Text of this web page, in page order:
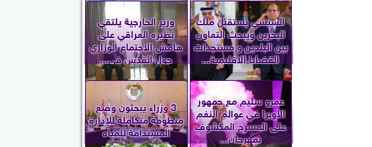
السيسي يستقبل ملك
البحرين ويبحث التعاون
بين البلدين و مستجدات
القضايا الإقليمية...
وزير الخارجية يلتقي
نظيره العراقي على
هامش الاجتماع الوزاري
حول القدس في...
عمرو سليم مع جمهور
الأوبرا في عوالم النغم
على المسرح المكشوف
بمهرجان...
3 وزراء يبحثون وضع
منظومة متكاملة للإدارة
المستدامة للمياه